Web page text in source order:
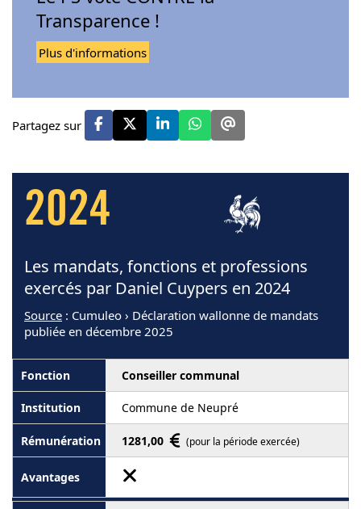
Transparence !
Plus d'informations
Partagez sur
2024
Les mandats, fonctions et professions
exercés par Daniel Cuypers en 2024
Source : Cumuleo › Déclaration wallonne de mandats
publiée en décembre 2025
Conseiller communal
Commune de Neupré
1281,00 (pour la période exercée)